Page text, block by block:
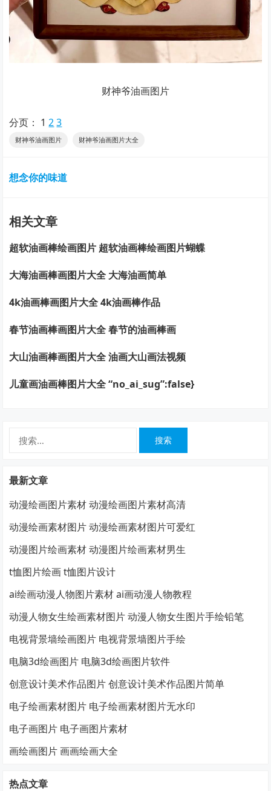
财神爷油画图片
分页： 1 2 3
财神爷油画图片 财神爷油画图片大全
想念你的味道
相关文章
超软油画棒绘画图片 超软油画棒绘画图片蝴蝶
大海油画棒画图片大全 大海油画简单
4k油画棒画图片大全 4k油画棒作品
春节油画棒画图片大全 春节的油画棒画
大山油画棒画图片大全 油画大山画法视频
儿童画油画棒图片大全 “no_ai_sug”:false}
最新文章
动漫绘画图片素材 动漫绘画图片素材高清
动漫绘画素材图片 动漫绘画素材图片可爱红
动漫图片绘画素材 动漫图片绘画素材男生
t恤图片绘画 t恤图片设计
ai绘画动漫人物图片素材 ai画动漫人物教程
动漫人物女生绘画素材图片 动漫人物女生图片手绘铅笔
电视背景墙绘画图片 电视背景墙图片手绘
电脑3d绘画图片 电脑3d绘画图片软件
创意设计美术作品图片 创意设计美术作品图片简单
电子绘画素材图片 电子绘画素材图片无水印
电子画图片 电子画图片素材
画绘画图片 画画绘画大全
热点文章